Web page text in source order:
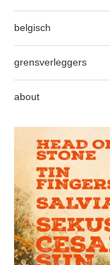
belgisch
grensverleggers
about